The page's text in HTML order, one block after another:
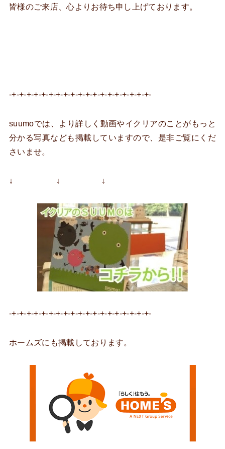
皆様のご来店、心よりお待ち申し上げております。
-+-+-+-+-+-+-+-+-+-+-+-+-+-+-+-+-+-+-+-
suumoでは、より詳しく動画やイクリアのことがもっと
分かる写真なども掲載していますので、是非ご覧にくだ
さいませ。
↓ ↓ ↓
-+-+-+-+-+-+-+-+-+-+-+-+-+-+-+-+-+-+-+-
ホームズにも掲載しております。